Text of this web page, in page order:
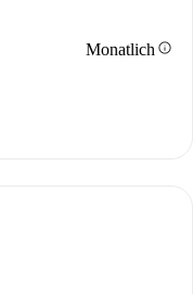
Monatlich info